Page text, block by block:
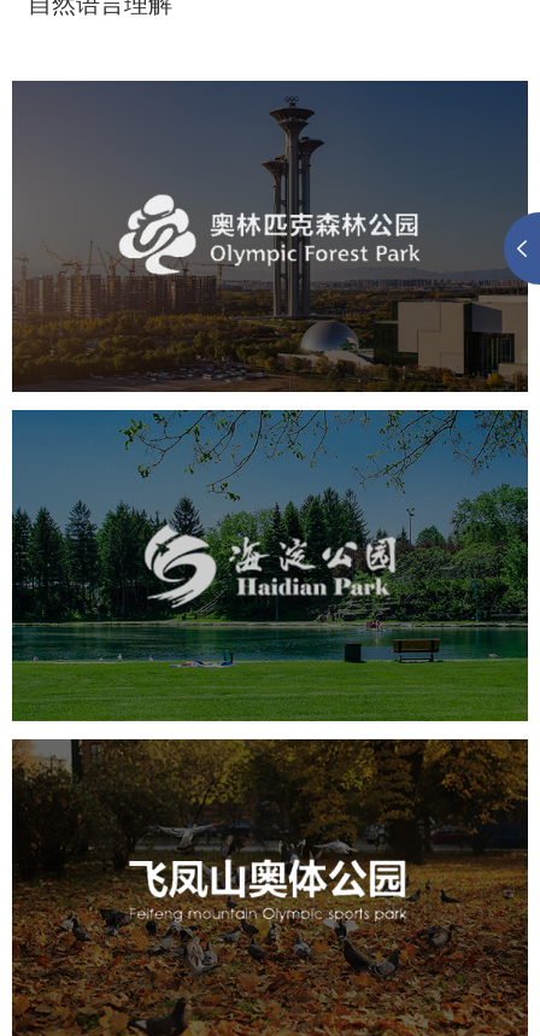
奥体森林公园
旅游休闲 公园 AI人工智能
智慧公园
智慧体育公园
智能步道 智能大数据平台
海淀公园
旅游休闲 公园 AI人工智能 智慧公园
智能步道
智能大数据平台
AR太极 智能语音亭
飞凤山奥体公园
旅游休闲 公园 AI人工智能
智慧公园
智慧体育公园
智能步道 智能大数据平台
AR太极
智能体测